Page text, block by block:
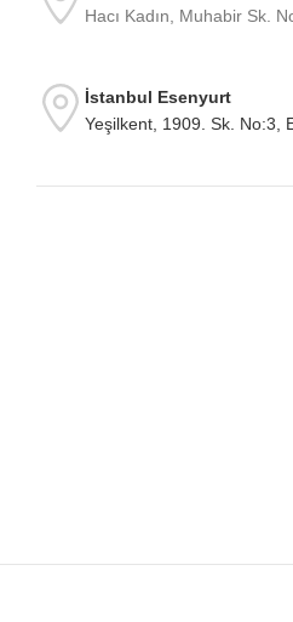
Hacı Kadın, Muhabir Sk.
İstanbul Esenyurt
Yeşilkent, 1909. Sk. No:3,